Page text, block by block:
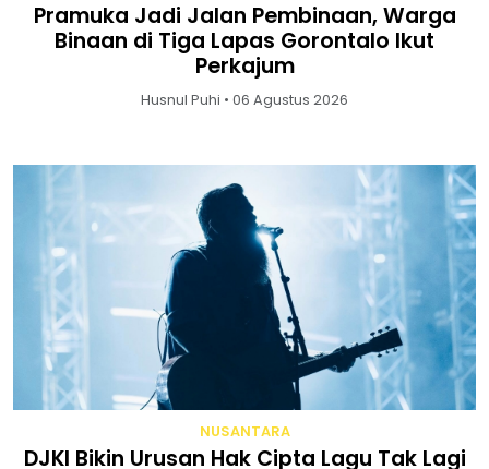
Pramuka Jadi Jalan Pembinaan, Warga
Binaan di Tiga Lapas Gorontalo Ikut
Perkajum
Husnul Puhi • 06 Agustus 2026
NUSANTARA
DJKI Bikin Urusan Hak Cipta Lagu Tak Lagi